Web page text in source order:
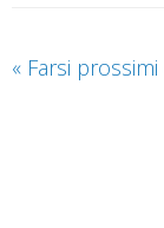
« Farsi